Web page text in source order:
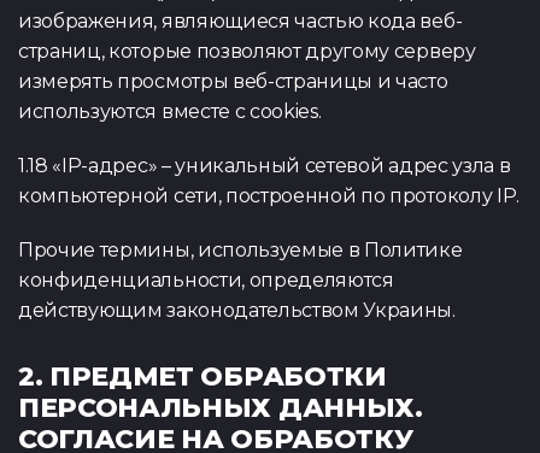
изображения, являющиеся частью кода веб-
страниц, которые позволяют другому серверу
измерять просмотры веб-страницы и часто
используются вместе с cookies.
1.18 «IP-адрес» – уникальный сетевой адрес узла в
компьютерной сети, построенной по протоколу IP.
Прочие термины, используемые в Политике
конфиденциальности, определяются
действующим законодательством Украины.
2. ПРЕДМЕТ ОБРАБОТКИ
ПЕРСОНАЛЬНЫХ ДАННЫХ.
СОГЛАСИЕ НА ОБРАБОТКУ